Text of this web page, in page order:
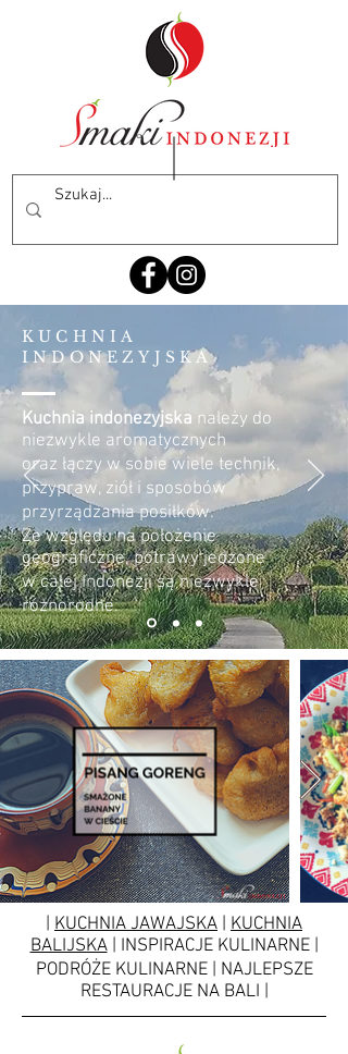
KUCHNIA
INDONEZYJSKA
Kuchnia indonezyjska należy do
niezwykle aromatycznych
oraz łączy w sobie wiele technik,
przypraw, ziół i sposobów
przyrządzania posiłków.
Ze względu na położenie
geograficzne, potrawy jedzone
w całej Indonezji są niezwykle
różnorodne.
| KUCHNIA JAWAJSKA | KUCHNIA
BALIJSKA| INSPIRACJE KULINARNE |
PODRÓŻE KULINARNE | NAJLEPSZE
RESTAURACJE NA BALI |